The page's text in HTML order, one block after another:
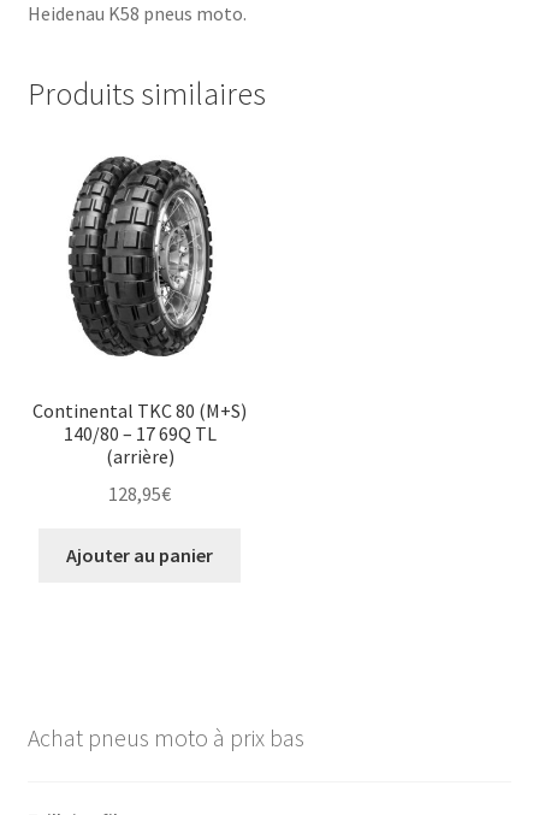
Heidenau K58 pneus moto.
Produits similaires
Continental TKC 80 (M+S)
140/80 – 17 69Q TL
(arrière)
128,95€
Ajouter au panier
Achat pneus moto à prix bas